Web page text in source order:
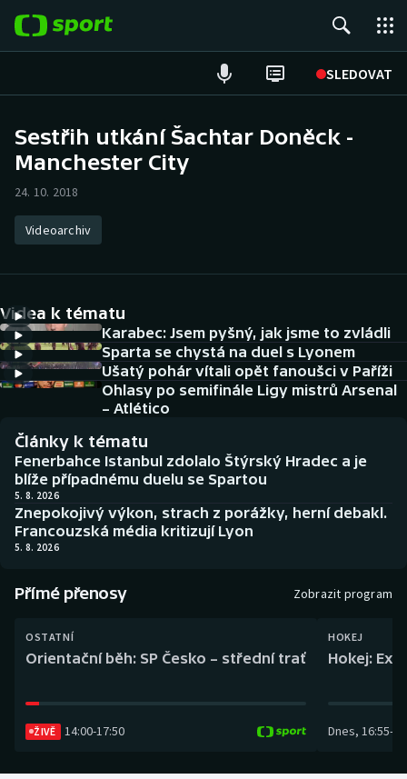
SLEDOVAT
Hokej
Atletika
DALŠÍ SPORTY
Americký fotbal
Basketbal
Biatlon
Boby a skeleton
Box
Curling
Florbal
Futsal
NEPŘEHLÉDNĚTE
Historické návraty
Aplikace ČT sport
AZ kvíz
Sestřih utkání Šachtar Doněck -
Manchester City
24. 10. 2018
Videoarchiv
Videa k tématu
Karabec: Jsem pyšný, jak jsme to zvládli
Sparta se chystá na duel s Lyonem
Ušatý pohár vítali opět fanoušci v Paříži
Ohlasy po semifinále Ligy mistrů Arsenal
– Atlético
Články k tématu
Fenerbahce Istanbul zdolalo Štýrský Hradec a je
blíže případnému duelu se Spartou
5. 8. 2026
Znepokojivý výkon, strach z porážky, herní debakl.
Francouzská média kritizují Lyon
5. 8. 2026
Přímé přenosy Zobrazit program
OSTATNÍ
Orientační běh: SP Česko – střední trať
ŽIVĚ 14:00-17:50
HOKEJ
Hokej:
Dnes, 16:55-